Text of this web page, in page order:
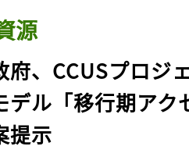
源
府、CCUSプロジ
デル「移行期アク
提示